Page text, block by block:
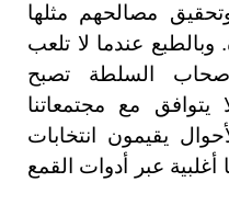
مصالحهم مثلها
وبالطبع عندما لا تلعب
السلطة تصبح
يتوافق مع مجتمعاتنا
يقيمون انتخابات
عبر أدوات القمع